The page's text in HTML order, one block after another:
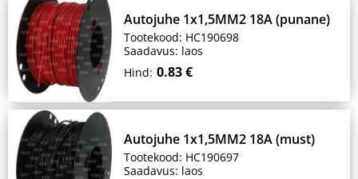
Autojuhe 1x1,5MM2 18A (punane)
Tootekood: HC190698
Saadavus: laos
Hind: 0.83 €
Autojuhe 1x1,5MM2 18A (must)
Tootekood: HC190697
Saadavus: laos